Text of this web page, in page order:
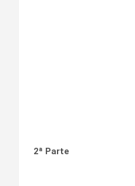
2ª Parte